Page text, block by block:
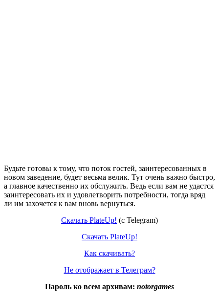
Будьте готовы к тому, что поток гостей, заинтересованных в
новом заведение, будет весьма велик. Тут очень важно быстро,
а главное качественно их обслужить. Ведь если вам не удастся
заинтересовать их и удовлетворить потребности, тогда вряд
ли им захочется к вам вновь вернуться.
Скачать PlateUp! (c Telegram)
Скачать PlateUp!
Как скачивать?
Не отображает в Телеграм?
Пароль ко всем архивам: notorgames